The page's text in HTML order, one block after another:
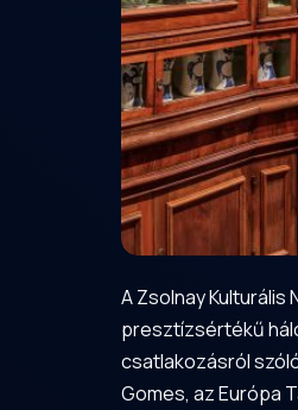
AZsolnayKulturális
presztízsértékű
csatlakozásról
Gomes, az Európa